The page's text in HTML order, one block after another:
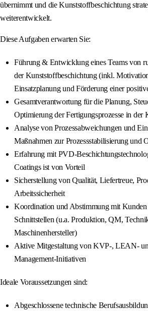
übernimmt und die Kunststoffbeschichtung
weiterentwickelt.
Diese Aufgaben erwarten Sie:
Führung & Entwicklung eines Teams von
der Kunststoffbeschichtung (inkl.
Einsatzplanung und Förderung einer
Gesamtverantwortung für die Planung,
Optimierung der Fertigungsprozesse in der
Analyse von Prozessabweichungen und
Maßnahmen zur Prozessstabilisierung und
Erfahrung mit PVD-
Coatings ist von Vorteil
Sicherstellung von Qualität, Liefertreue,
Arbeitssicherheit
Koordination und Abstimmung mit Kunden
Schnittstellen (u.a. Produktion, QM,
Maschinenhersteller)
Aktive Mitgestaltung von KVP-, LEAN-
Management-Initiativen
Ideale Voraussetzungen sind:
Abgeschlossene technische